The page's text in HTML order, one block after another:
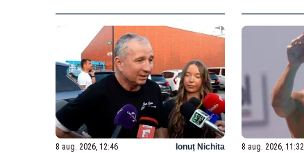
8 aug. 2026, 12:46 Ionuț Nichita 8 aug. 2026, 11:32